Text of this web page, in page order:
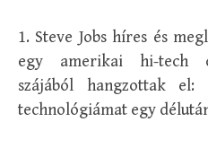
1. Steve Jobs híres és
egy amerikai hi-tech
szájából hangzottak el:
technológiámat egy